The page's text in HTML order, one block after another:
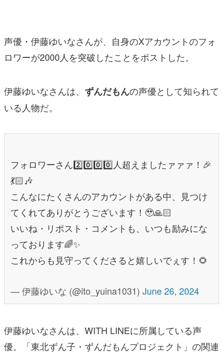
その他
運営：株式会社マレ
声優・伊藤ゆいなさんが、自身のXアカウントのフォ
ロワーが2000人を突破したことをポストした。
伊藤ゆいなさんは、 ずんだもんの声優として知られて
いる人物だ。
フォロワーさん2️⃣0️⃣0️⃣0️⃣人超えましたァァァ！🎉
💃🏻🎶
こんなにたくさんのアカウントがある中、見つけ
てくれてありがとうございます！🥹🙏🏻
いいね・リポスト・コメントも、いつも励みにな
っております🌈✨
これからも見守ってくださると嬉しいでぇす！🌻
— 伊藤ゆいな (@ito_yuina1031) June 26, 2024
伊藤ゆいなさんは、WITH LINEに所属している声
優。「東北ずん子・ずんだもんプロジェクト」の関連